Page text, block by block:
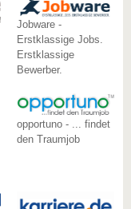
Jobware -
Erstklassige Jobs.
Erstklassige
Bewerber.
opportuno - ... findet
den Traumjob